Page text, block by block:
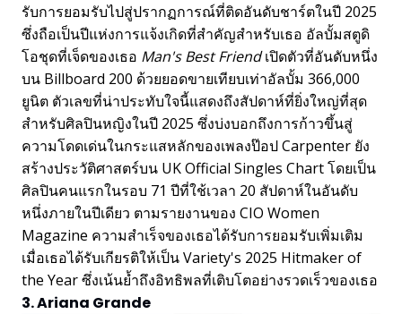
รับการยอมรับไปสู่ปรากฏการณ์ที่ติดอันดับชาร์ตในปี 2025
ซึ่งถือเป็นปีแห่งการแจ้งเกิดที่สำคัญสำหรับเธอ อัลบั้มสตูดิ
โอชุดที่เจ็ดของเธอ Man's Best Friendเปิดตัวที่อันดับหนึ่ง
บน Billboard 200 ด้วยยอดขายเทียบเท่าอัลบั้ม 366,000
ยูนิต ตัวเลขที่น่าประทับใจนี้แสดงถึงสัปดาห์ที่ยิ่งใหญ่ที่สุด
สำหรับศิลปินหญิงในปี 2025 ซึ่งบ่งบอกถึงการก้าวขึ้นสู่
ความโดดเด่นในกระแสหลักของเพลงป๊อป Carpenter ยัง
สร้างประวัติศาสตร์บน UK Official Singles Chart โดยเป็น
ศิลปินคนแรกในรอบ 71 ปีที่ใช้เวลา 20 สัปดาห์ในอันดับ
หนึ่งภายในปีเดียว ตามรายงานของ CIO Women
Magazine ความสำเร็จของเธอได้รับการยอมรับเพิ่มเติม
เมื่อเธอได้รับเกียรติให้เป็น Variety's 2025 Hitmaker of
the Year ซึ่งเน้นย้ำถึงอิทธิพลที่เติบโตอย่างรวดเร็วของเธอ
3. Ariana Grande